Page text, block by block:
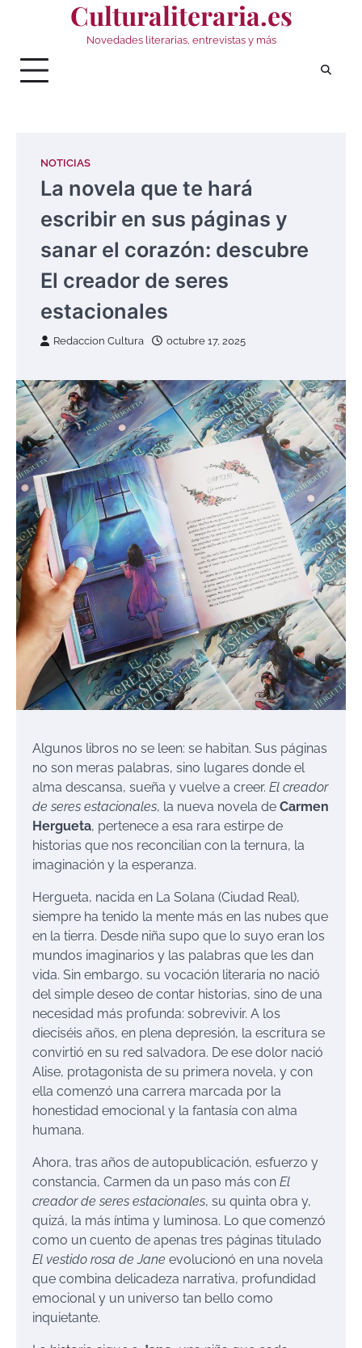
Culturaliteraria.es
Novedades literarias, entrevistas y más
NOTICIAS
La novela que te hará
escribir en sus páginas y
sanar el corazón: descubre
El creador de seres
estacionales
Redaccion Cultura octubre 17, 2025
Algunos libros no se leen: se habitan. Sus páginas
no son meras palabras, sino lugares donde el
alma descansa, sueña y vuelve a creer. El creador
de seres estacionales, la nueva novela de Carmen
Hergueta, pertenece a esa rara estirpe de
historias que nos reconcilian con la ternura, la
imaginación y la esperanza.
Hergueta, nacida en La Solana (Ciudad Real),
siempre ha tenido la mente más en las nubes que
en la tierra. Desde niña supo que lo suyo eran los
mundos imaginarios y las palabras que les dan
vida. Sin embargo, su vocación literaria no nació
del simple deseo de contar historias, sino de una
necesidad más profunda: sobrevivir. A los
dieciséis años, en plena depresión, la escritura se
convirtió en su red salvadora. De ese dolor nació
Alise, protagonista de su primera novela, y con
ella comenzó una carrera marcada por la
honestidad emocional y la fantasía con alma
humana.
Ahora, tras años de autopublicación, esfuerzo y
constancia, Carmen da un paso más con El
creador de seres estacionales, su quinta obra y,
quizá, la más íntima y luminosa. Lo que comenzó
como un cuento de apenas tres páginas titulado
El vestido rosa de Jane evolucionó en una novela
que combina delicadeza narrativa, profundidad
emocional y un universo tan bello como
inquietante.